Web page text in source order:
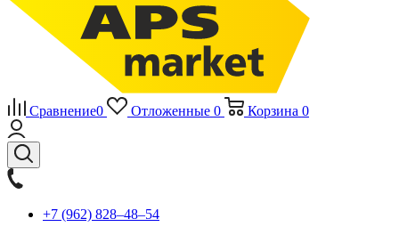
Сравнение0 Отложенные 0 Корзина 0
+7 (962) 828‒48‒54